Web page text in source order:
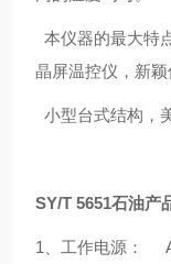
本仪器的最大特
晶屏温控仪，新颖
小型台式结构，
SY/T 5651石油产
1、工作电源：